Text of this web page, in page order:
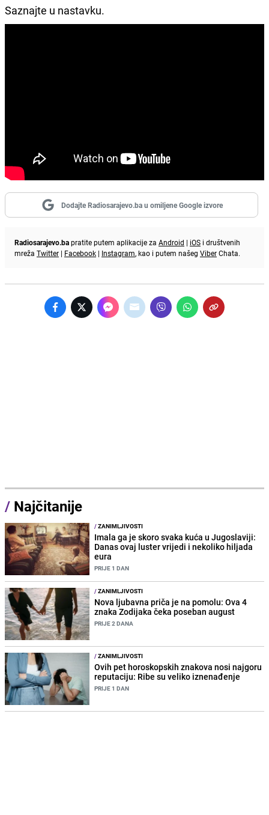
Saznajte u nastavku.
Dodajte Radiosarajevo.ba u omiljene Google izvore
Radiosarajevo.bapratite putem aplikacije za Android | iOS i društvenih
mreža Twitter | Facebook | Instagram, kao i putem našeg ViberChata.
/ Najčitanije
/ZANIMLJIVOSTI
Imala ga je skoro svaka kuća u Jugoslaviji:
Danas ovaj luster vrijedi i nekoliko hiljada
eura
PRIJE 1 DAN
/ZANIMLJIVOSTI
Nova ljubavna priča je na pomolu: Ova 4
znaka Zodijaka čeka poseban august
PRIJE 2 DANA
/ZANIMLJIVOSTI
Ovih pet horoskopskih znakova nosi najgoru
reputaciju: Ribe su veliko iznenađenje
PRIJE 1 DAN